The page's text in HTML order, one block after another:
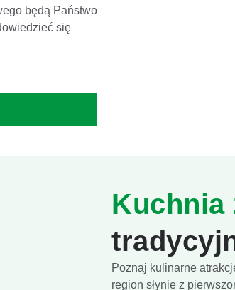
będą Państwo
się
Kuchnia
Poznaj kulinarne
region słynie z